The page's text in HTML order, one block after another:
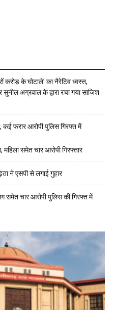
करोड़ के घोटाले’ का नैरेटिव ध्वस्त,
अग्रवाल के द्वारा रचा गया साजिश
कई फरार आरोपी पुलिस गिरफ्त में
महिला समेत चार आरोपी गिरफ्तार
ने एसपी से लगाई गुहार
समेत चार आरोपी पुलिस की गिरफ्त में